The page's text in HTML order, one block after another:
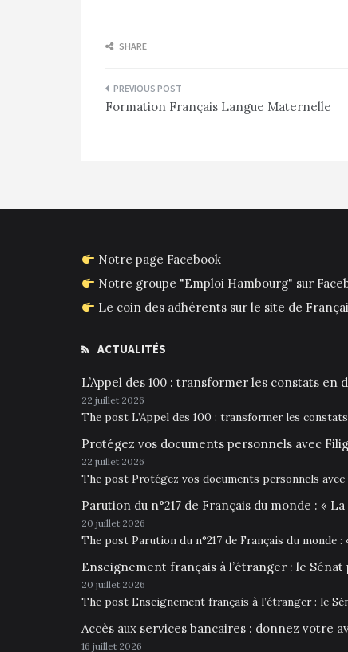
SHARE
Navigation
de
Formation Français Langue Maternelle
Notre page Facebook
Notre groupe "Emploi Hambourg" sur
Le coin des adhérents sur le site de
ACTUALITÉS
L’Appel des 100 : transformer les constats en
22 juillet 2026
The post L’Appel des 100 : transformer les
Protégez vos documents personnels avec
22 juillet 2026
The post Protégez vos documents personnels
Parution du n°217 de Français du monde : «
20 juillet 2026
The post Parution du n°217 de Français du monde
Enseignement français à l’étranger : le
20 juillet 2026
The post Enseignement français à l’étranger : le
Accès aux services bancaires : donnez votre
16 juillet 2026